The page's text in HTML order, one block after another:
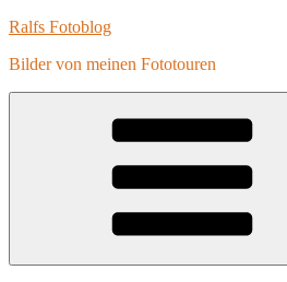
Zum
springen
Ralfs Fotoblog
Bilder von meinen Fototouren